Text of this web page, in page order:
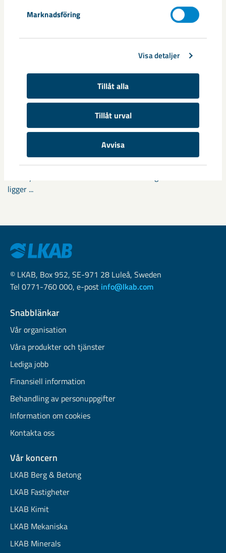
Marknadsföring
Visa detaljer
Tillåt alla
Tillåt urval
Avvisa
Fokus på östra Malmberget i
samhällsomvandlingen
Samhällsomvandlingen i Gällivare har pågått i snart tio år
ligger ...
© LKAB, Box 952, SE-971 28 Luleå, Sweden
Tel 0771-760 000, e-post info@lkab.com
Snabblänkar
Vår organisation
Våra produkter och tjänster
Lediga jobb
Finansiell information
Behandling av personuppgifter
Information om cookies
Kontakta oss
Vår koncern
LKAB Berg & Betong
LKAB Fastigheter
LKAB Kimit
LKAB Mekaniska
LKAB Minerals